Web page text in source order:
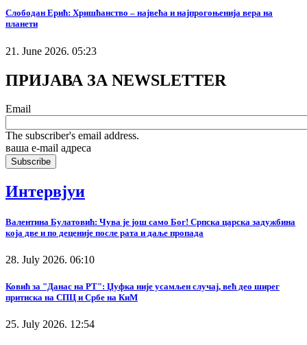
Слободан Ерић: Хришћанство – највећа и најпрогоњенија вера на
планети
21. June 2026. 05:23
ПРИЈАВА ЗА NEWSLETTER
Email
The subscriber's email address.
ваша е-mail адреса
Интервјуи
Валентина Булатовић: Чува је још само Бог! Српска царска задужбина
која две и по деценије после рата и даље пропада
28. July 2026. 06:10
Ковић за "Данас на РТ": Џуфка није усамљен случај, већ део ширег
притиска на СПЦ и Србе на КиМ
25. July 2026. 12:54